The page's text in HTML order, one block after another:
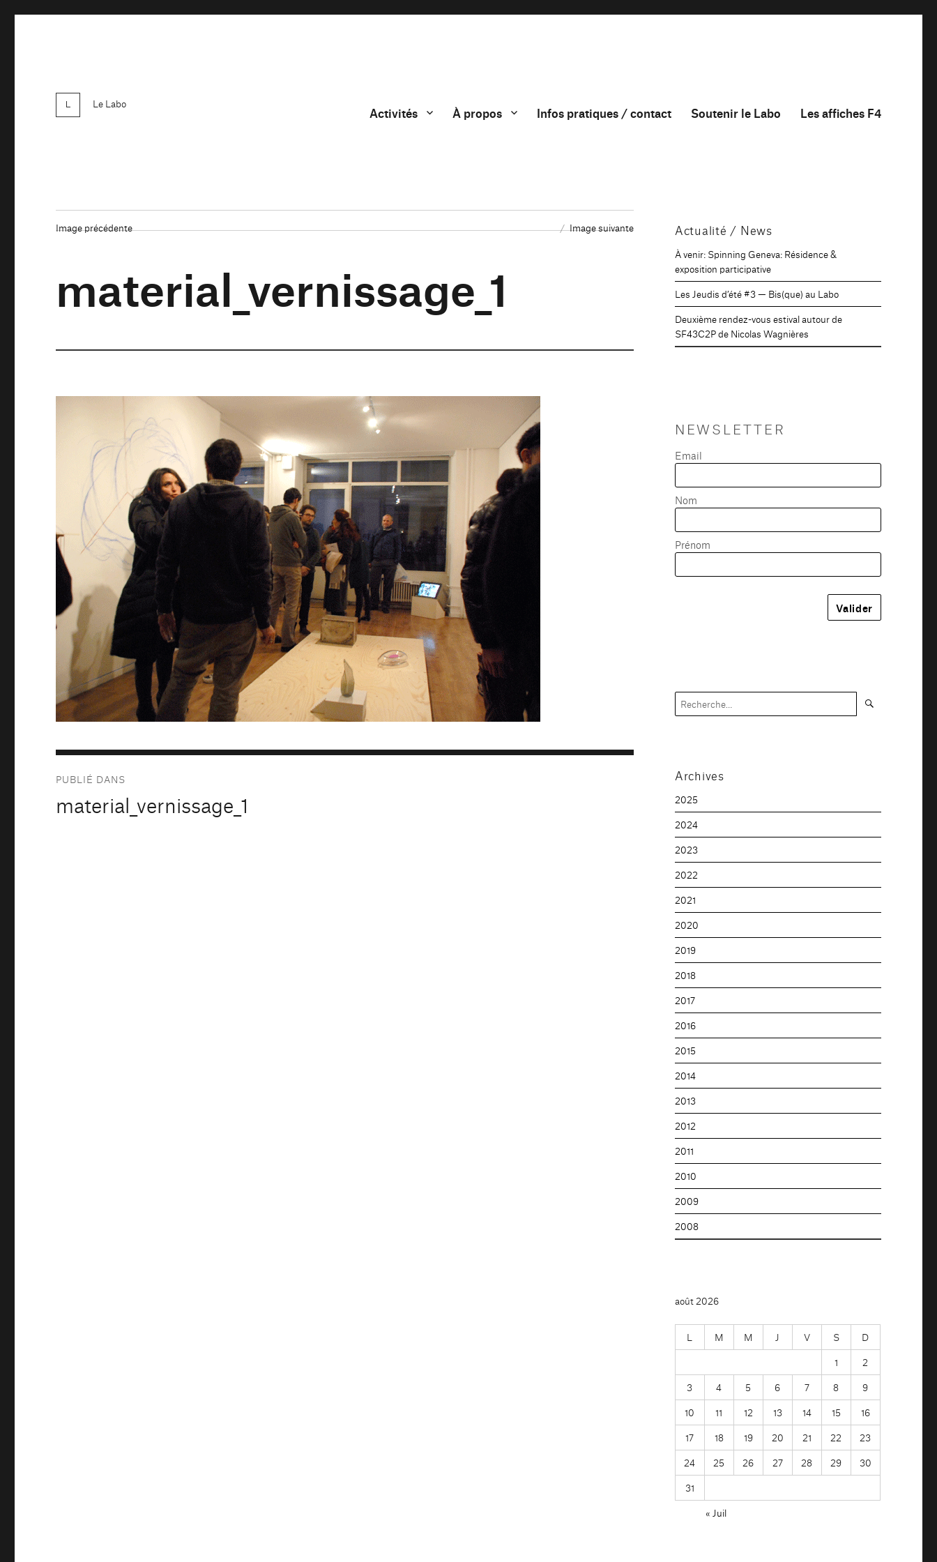
Le Labo
Activités À propos Infos pratiques / contact Soutenir le Labo Les affiches F4
Image précédente Image suivante
material_vernissage_1
PUBLIÉ DANS
material_vernissage_1
Actualité / News
À venir: Spinning Geneva: Résidence &
exposition participative
Les Jeudis d’été #3 — Bis(que) au Labo
Deuxième rendez-vous estival autour de
SF43C2P de Nicolas Wagnières
NEWSLETTER
Email
Nom
Prénom
Recherche
pour :
Archives
2025
2024
2023
2022
2021
2020
2019
2018
2017
2016
2015
2014
2013
2012
2011
2010
2009
2008
août 2026
L M M J V S
D
1
2
3
4 5 6 7 8
9
10
11 12 13 14 15
16
17
18 19 20 21 22
23
24
25 26 27 28 29
30
31
« Juil